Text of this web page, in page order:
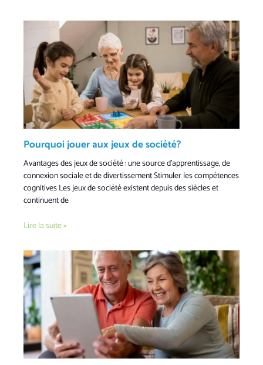
Pourquoi jouer aux jeux de société?
Avantages des jeux de société : une source d’apprentissage, de
connexion sociale et de divertissement Stimuler les compétences
cognitives Les jeux de société existent depuis des siècles et
continuent de
Lire la suite »